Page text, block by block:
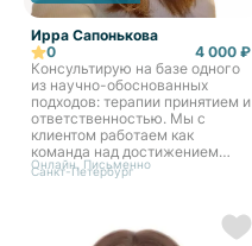
Ирра Сапонькова
0
4 000 ₽
Консультирую на базе одного
из научно-обоснованных
подходов: терапии принятием и
ответственностью. Мы с
клиентом работаем как
команда над достижением
целей и задач терапии. Свой
внимательность». Прямо на
сессиях мы формируем
Онлайн, Письменно
Санкт-Петербург